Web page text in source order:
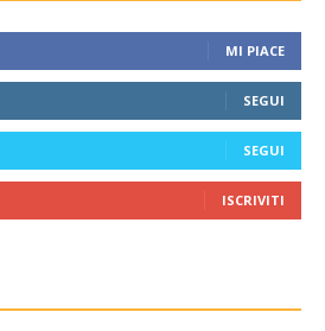
MI PIACE
SEGUI
SEGUI
ISCRIVITI